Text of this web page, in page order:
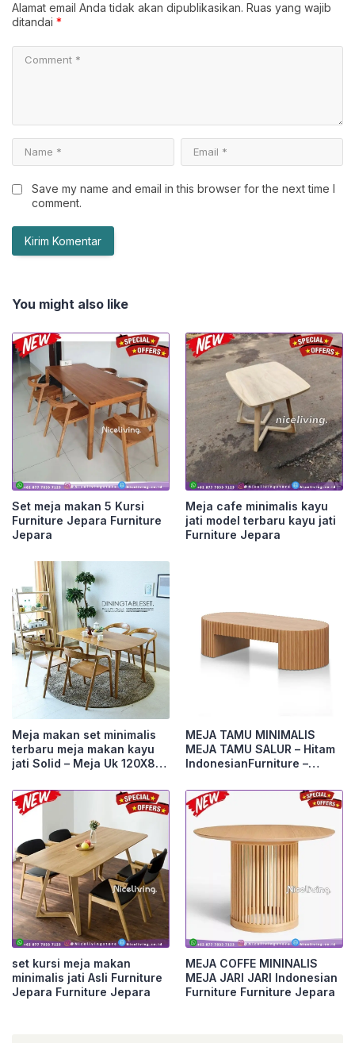
Alamat email Anda tidak akan dipublikasikan. Ruas yang wajib
ditandai *
Save my name and email in this browser for the next time I
comment.
You might also like
Set meja makan 5 Kursi
Furniture Jepara Furniture
Jepara
Meja cafe minimalis kayu
jati model terbaru kayu jati
Furniture Jepara
Meja makan set minimalis
terbaru meja makan kayu
jati Solid – Meja Uk 120X80
MEJA TAMU MINIMALIS
MEJA TAMU SALUR – Hitam
IndonesianFurniture –
set kursi meja makan
minimalis jati Asli Furniture
Jepara Furniture Jepara
MEJA COFFE MININALIS
MEJA JARI JARI Indonesian
Furniture Furniture Jepara